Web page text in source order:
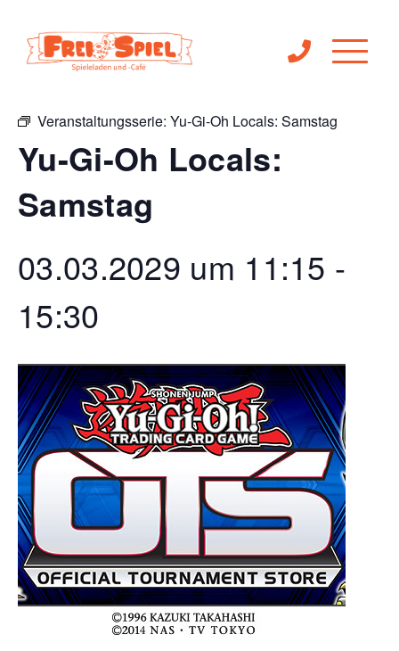
« Alle Veranstaltungen
Veranstaltungsserie: Yu-Gi-Oh Locals: Samstag
Yu-Gi-Oh Locals:
Samstag
03.03.2029 um 11:15 -
15:30